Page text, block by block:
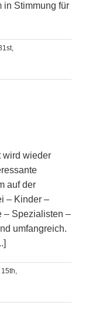
in Stimmung für
wird wieder
auf der
– Kinder –
– Spezialisten –
umfangreich.